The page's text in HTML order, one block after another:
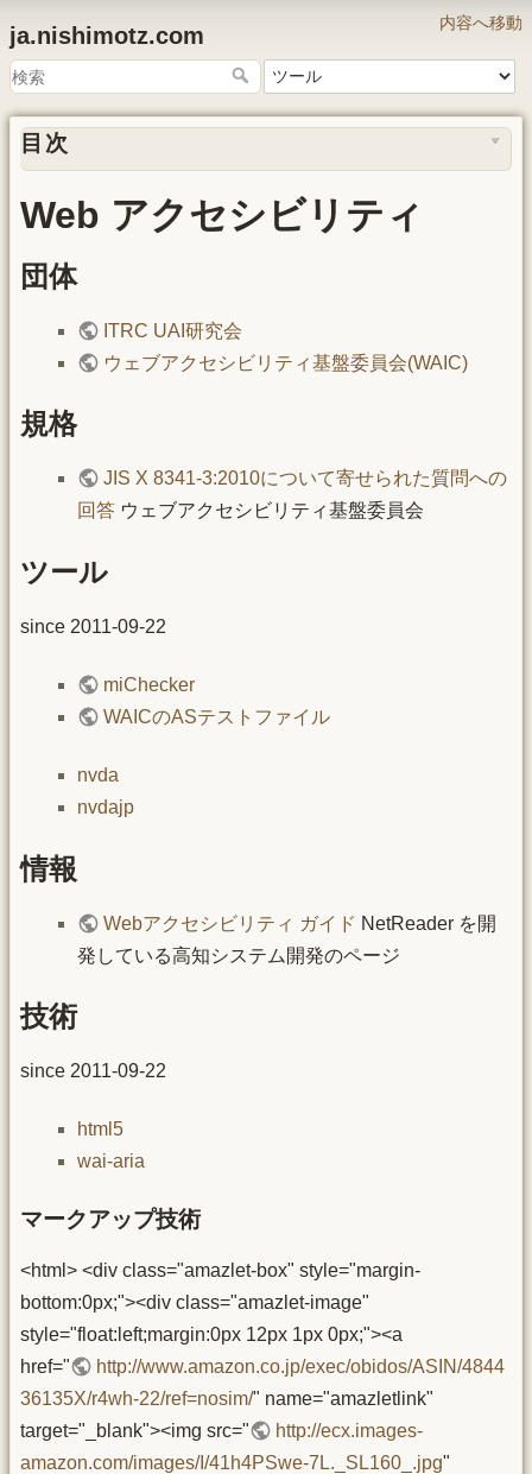
内容へ移動
ja.nishimotz.com
目次
Web アクセシビリティ
団体
ITRC UAI研究会
ウェブアクセシビリティ基盤委員会(WAIC)
規格
JIS X 8341-3:2010について寄せられた質問への
回答 ウェブアクセシビリティ基盤委員会
ツール
since 2011-09-22
miChecker
WAICのASテストファイル
nvda
nvdajp
情報
Webアクセシビリティ ガイド NetReader を開
発している高知システム開発のページ
技術
since 2011-09-22
html5
wai-aria
マークアップ技術
<html> <div class="amazlet-box" style="margin-
bottom:0px;"><div class="amazlet-image"
style="float:left;margin:0px 12px 1px 0px;"><a
href="
http://www.amazon.co.jp/exec/obidos/ASIN/4844
36135X/r4wh-22/ref=nosim/" name="amazletlink"
target="_blank"><img src="
http://ecx.images-
amazon.com/images/I/41h4PSwe-7L._SL160_.jpg"